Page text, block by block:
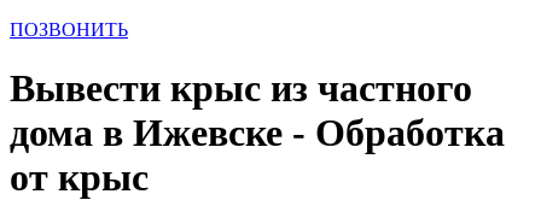
ПОЗВОНИТЬ
Вывести крыс из частного
дома в Ижевске - Обработка
от крыс